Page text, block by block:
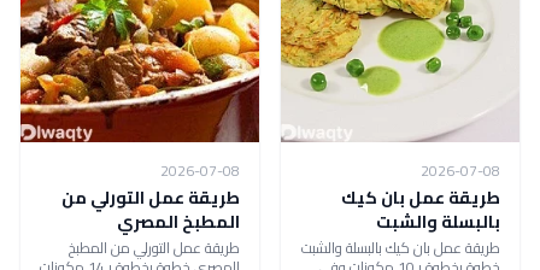
2026-07-08
طريقة عمل بان كيك
بالبسلة والشبت
طريقة عمل بان كيك بالبسلة والشبت
2026-07-08
طريقة عمل التورلي من
المطبخ المصري
طريقة عمل التورلي من المطبخ